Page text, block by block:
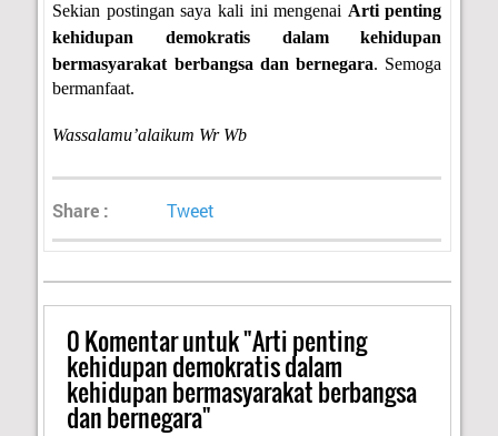
Sekian postingan saya kali ini mengenai Arti penting
kehidupan demokratis dalam kehidupan
bermasyarakat berbangsa dan bernegara. Semoga
bermanfaat.
Wassalamu’alaikum Wr Wb
Share : Tweet
0Komentar untuk "Arti penting
kehidupan demokratis dalam
kehidupan bermasyarakat berbangsa
dan bernegara"